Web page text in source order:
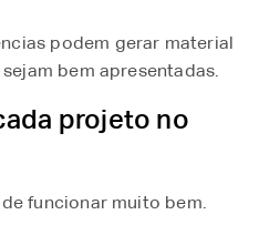
podem gerar material
bem apresentadas.
projeto no
funcionar muito bem.